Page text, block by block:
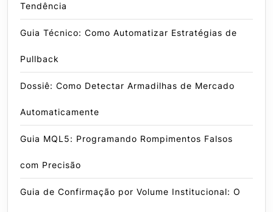
Tendência
Guia Técnico: Como Automatizar Estratégias de
Pullback
Dossiê: Como Detectar Armadilhas de Mercado
Automaticamente
Guia MQL5: Programando Rompimentos Falsos
com Precisão
Guia de Confirmação por Volume Institucional: O